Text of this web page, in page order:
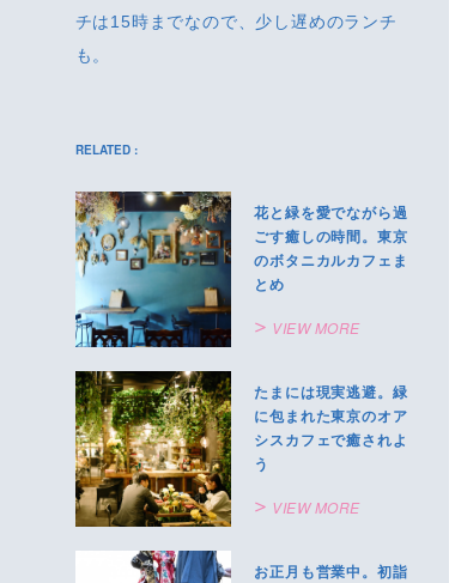
チは15時までなので、少し遅めのランチ
も。
RELATED :
花と緑を愛でながら過
ごす癒しの時間。東京
のボタニカルカフェま
とめ
VIEW MORE
たまには現実逃避。緑
に包まれた東京のオア
シスカフェで癒されよ
う
VIEW MORE
お正月も営業中。初詣